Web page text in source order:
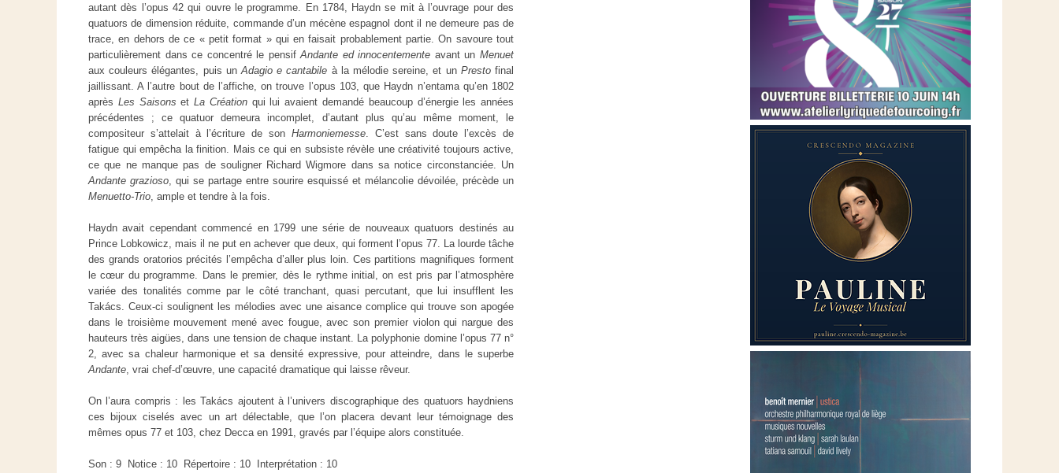
autant dès l’opus 42 qui ouvre le programme. En 1784, Haydn se mit à l’ouvrage pour des
quatuors de dimension réduite, commande d’un mécène espagnol dont il ne demeure pas de
trace, en dehors de ce « petit format » qui en faisait probablement partie. On savoure tout
particulièrement dans ce concentré le pensifAndante ed innocentemente avant unMenuet
aux couleurs élégantes, puis unAdagio e cantabile à la mélodie sereine, et un Prestofinal
jaillissant. A l’autre bout de l’affiche, on trouve l’opus 103, que Haydn n’entama qu’en 1802
après Les Saisons etLa Créationqui lui avaient demandé beaucoup d’énergie les années
précédentes ; ce quatuor demeura incomplet, d’autant plus qu’au même moment, le
compositeur s’attelait à l’écriture de son Harmoniemesse. C’est sans doute l’excès de
fatigue qui empêcha la finition. Mais ce qui en subsiste révèle une créativité toujours active,
ce que ne manque pas de souligner Richard Wigmore dans sa notice circonstanciée. Un
Andante grazioso, qui se partage entre sourire esquissé et mélancolie dévoilée, précède un
Menuetto-Trio, ample et tendre à la fois.
Haydn avait cependant commencé en 1799 une série de nouveaux quatuors destinés au
Prince Lobkowicz, mais il ne put en achever que deux, qui forment l’opus 77. La lourde tâche
des grands oratorios précités l’empêcha d’aller plus loin. Ces partitions magnifiques forment
le cœur du programme. Dans le premier, dès le rythme initial, on est pris par l’atmosphère
variée des tonalités comme par le côté tranchant, quasi percutant, que lui insufflent les
Takács. Ceux-ci soulignent les mélodies avec une aisance complice qui trouve son apogée
dans le troisième mouvement mené avec fougue, avec son premier violon qui nargue des
hauteurs très aigües, dans une tension de chaque instant. La polyphonie domine l’opus 77 n°
2, avec sa chaleur harmonique et sa densité expressive, pour atteindre, dans le superbe
Andante, vrai chef-d’œuvre, une capacité dramatique qui laisse rêveur.
On l’aura compris : les Takács ajoutent à l’univers discographique des quatuors haydniens
ces bijoux ciselés avec un art délectable, que l’on placera devant leur témoignage des
mêmes opus 77 et 103, chez Decca en 1991, gravés par l’équipe alors constituée.
Son : 9 Notice : 10 Répertoire : 10 Interprétation : 10